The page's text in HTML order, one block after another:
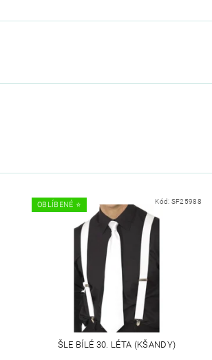
OBLÍBENÉ ⭐️ Kód: SF25988
ŠLE BÍLÉ 30. LÉTA (KŠANDY)